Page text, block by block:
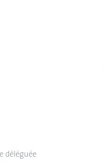
déléguée